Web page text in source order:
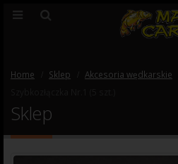
Home Sklep
Akcesoria wędkarskie
Sklep